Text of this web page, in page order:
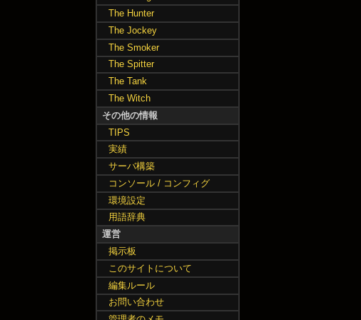
The Hunter
The Jockey
The Smoker
The Spitter
The Tank
The Witch
その他の情報
TIPS
実績
サーバ構築
コンソール / コンフィグ
環境設定
用語辞典
運営
掲示板
このサイトについて
編集ルール
お問い合わせ